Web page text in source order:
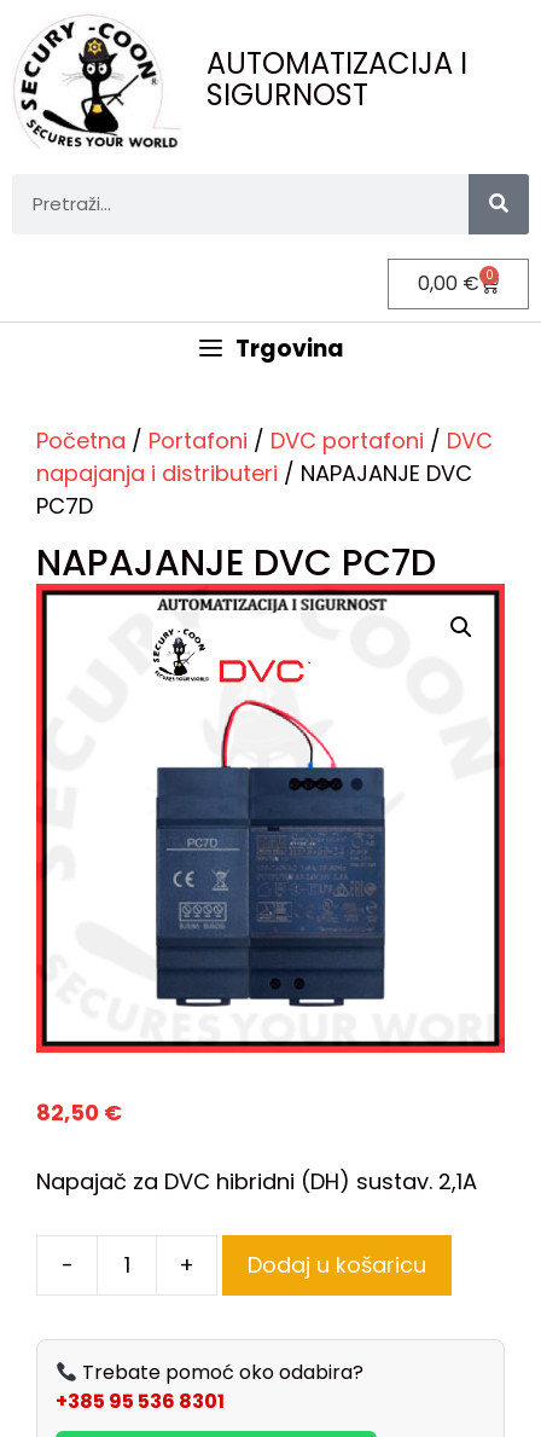
AUTOMATIZACIJA I
SIGURNOST
0,00 € 0
Trgovina
Početna / Portafoni / DVC portafoni / DVC
napajanja i distributeri / NAPAJANJE DVC
PC7D
NAPAJANJE DVC PC7D
82,50 €
Napajač za DVC hibridni (DH) sustav. 2,1A
- + Dodaj u košaricu
Trebate pomoć oko odabira?
+385 95 536 8301